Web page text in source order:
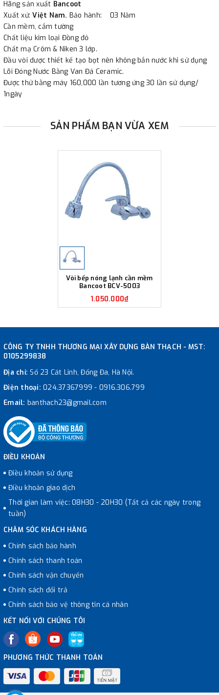
phường Cát Linh, quận Đống Đa, Hà Nội.
3. Chuyển khoản qua ngân hàng
- Nếu địa điểm giao hàng khác với địa điểm thanh toán
hoặc với những đơn đặt hàng ngoài nội thành Hà Nội.
Chúng tôi sẽ thu tiền trước 100% giá trị hàng + phí vận
bằng phương thức chuyển khoản trước khi giao hàng.
khách, chúng tôi sẽ thực hiện đơn hàng theo yêu cầu.
Hãng sản xuất Bancoot
Xuất xứ:Việt Nam. Bảo hành: 03 Năm
Cần mềm, cắm tường
Chất liệu kim loại Đồng đỏ
Chất mạ Crôm & Niken 3 lớp.
Đầu vòi được thiết kế tạo bọt nên không bắn nước khi sử dụng
Lõi Đóng Nước Bằng Van Đá Ceramic.
Được thử bằng máy 160,000 lần tương ứng 30 lần sử dụng/
1ngày
SẢN PHẨM BẠN VỪA XEM
Vòi bếp nóng lạnh cần mềm
Bancoot BCV-5003
1.050.000₫
CÔNG TY TNHH THƯƠNG MẠI XÂY DỰNG BÀN THẠCH - MST:
0105299838
Địa chỉ:Số 23 Cát Linh, Đống Đa, Hà Nội.
Điện thoại: 024.37367999 - 0916.306.799
Email: banthach23@gmail.com
ĐIỀU KHOẢN
Điều khoản sử dụng
Điều khoản giao dịch
Thời gian làm việc: 08H30 - 20H30 (Tất cả các ngày trong
tuần)
CHĂM SÓC KHÁCH HÀNG
Chính sách bảo hành
Chính sách thanh toán
Chính sách vận chuyển
Chính sách đổi trả
Chính sách bảo vệ thông tin cá nhân
KẾT NỐI VỚI CHÚNG TÔI
PHƯƠNG THỨC THANH TOÁN